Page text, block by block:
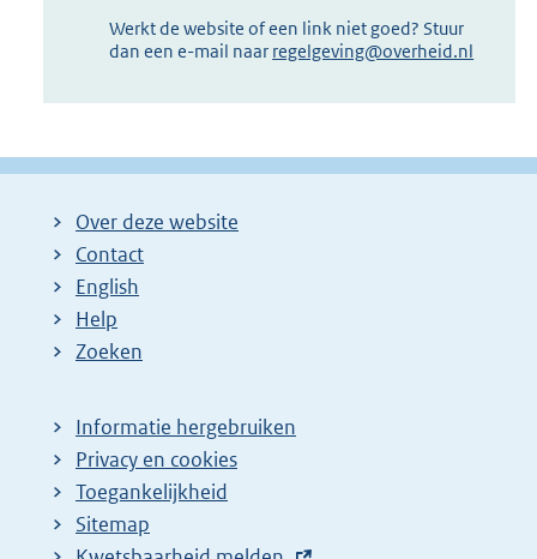
Werkt de website of een link niet goed? Stuur
dan een e-mail naar regelgeving@overheid.nl
Over deze website
Contact
English
Help
Zoeken
Informatie hergebruiken
Privacy en cookies
Toegankelijkheid
Sitemap